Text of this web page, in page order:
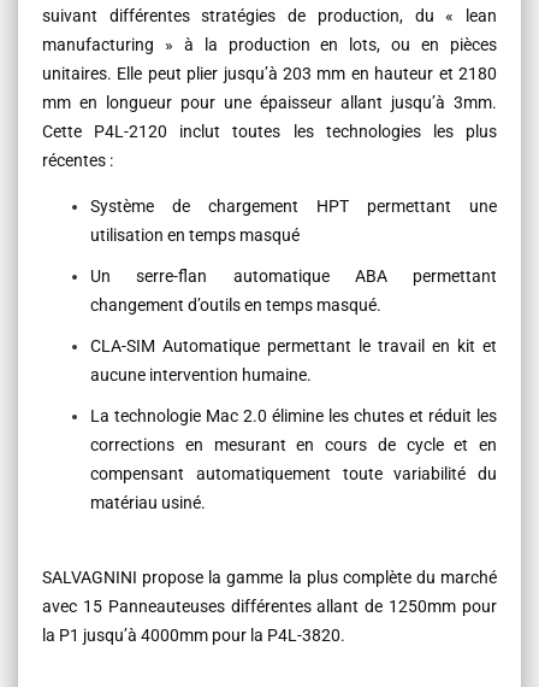
suivant différentes stratégies de production, du « lean
manufacturing » à la production en lots, ou en pièces
unitaires. Elle peut plier jusqu’à 203 mm en hauteur et 2180
mm en longueur pour une épaisseur allant jusqu’à 3mm.
Cette P4L-2120 inclut toutes les technologies les plus
récentes :
Système de chargement HPT permettant une
utilisation en temps masqué
Un serre-flan automatique ABA permettant
changement d’outils en temps masqué.
CLA-SIM Automatique permettant le travail en kit et
aucune intervention humaine.
La technologie Mac 2.0 élimine les chutes et réduit les
corrections en mesurant en cours de cycle et en
compensant automatiquement toute variabilité du
matériau usiné.
SALVAGNINI propose la gamme la plus complète du marché
avec 15 Panneauteuses différentes allant de 1250mm pour
la P1 jusqu’à 4000mm pour la P4L-3820.